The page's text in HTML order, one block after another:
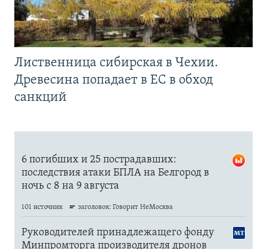
Лиственница сибирская в Чехии.
Древесина попадает в ЕС в обход
санкций